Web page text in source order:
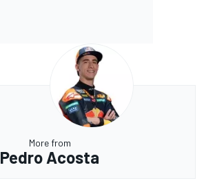
More from
Pedro Acosta